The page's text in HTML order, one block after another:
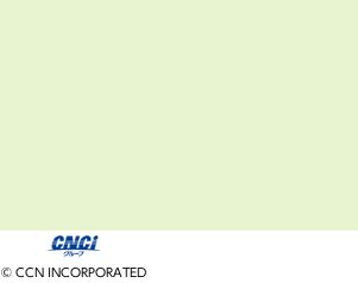
© CCN INCORPORATED